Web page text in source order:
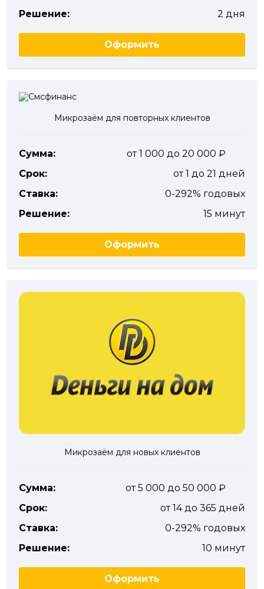
Решение:
2 дня
Оформить
Микрозаём для повторных клиентов
Сумма:
от 1 000 до 20 000
Срок:
от 1 до 21 дней
Ставка:
0-292% годовых
Решение:
15 минут
Оформить
Микрозаём для новых клиентов
Сумма:
от 5 000 до 50 000
Срок:
от 14 до 365 дней
Ставка:
0-292% годовых
Решение:
10 минут
Оформить